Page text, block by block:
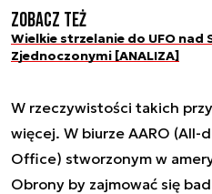
Zobacz też
Wielkie strzelanie do UFO nad
Zjednoczonymi [ANALIZA]
W rzeczywistości takich
więcej. W biurze AARO (All-
Office) stworzonym w
Obrony by zajmować się